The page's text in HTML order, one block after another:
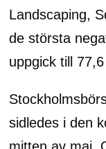
Landscaping,
de största
uppgick till
sidledes i den